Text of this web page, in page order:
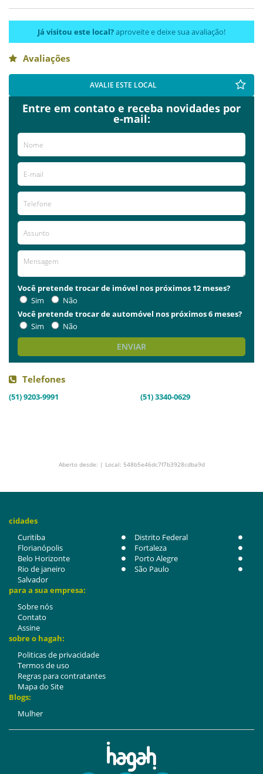
Já visitou este local?aproveite e deixe sua avaliação!
Avaliações
AVALIE ESTE LOCAL
Entre em contato e receba novidades por
e-mail:
Você pretende trocar de imóvel nos próximos 12 meses?
Sim
Não
Você pretende trocar de automóvel nos próximos 6 meses?
Sim
Não
ENVIAR
Telefones
(51) 9203-9991 (51) 3340-0629
Aberto desde: | Local: 548b5e46dc7f7b3928cdba9d
cidades
Curitiba
Distrito Federal
Florianópolis
Fortaleza
Belo Horizonte
Porto Alegre
Rio de janeiro
São Paulo
Salvador
para a sua empresa:
Sobre nós
Contato
Assine
sobre o hagah:
Politicas de privacidade
Termos de uso
Regras para contratantes
Mapa do Site
Blogs:
Mulher